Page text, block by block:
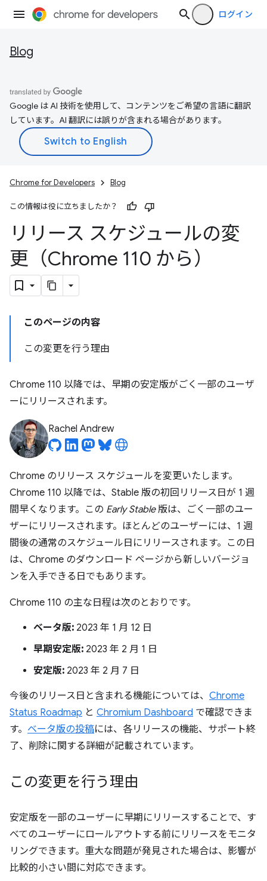
ログイン
Blog
Google は AI 技術を使用して、コンテンツをご希望の言語に翻訳
しています。AI 翻訳には誤りが含まれる場合があります。
Chrome for Developers Blog
この情報は役に立ちましたか？
リリース スケジュールの変
更（Chrome 110 から）
このページの内容
この変更を行う理由
Chrome 110 以降では、早期の安定版がごく一部のユーザ
ーにリリースされます。
Rachel Andrew
Chrome のリリース スケジュールを変更いたします。
Chrome 110 以降では、Stable 版の初回リリース日が 1 週
間早くなります。この Early Stable版は、ごく一部のユー
ザーにリリースされます。ほとんどのユーザーには、1 週
間後の通常のスケジュール日にリリースされます。この日
は、Chrome のダウンロード ページから新しいバージョ
ンを入手できる日でもあります。
Chrome 110 の主な日程は次のとおりです。
ベータ版: 2023 年 1 月 12 日
早期安定版: 2023 年 2 月 1 日
安定版: 2023 年 2 月 7 日
今後のリリース日と含まれる機能については、 Chrome
Status Roadmap と Chromium Dashboard で確認できま
す。 ベータ版の投稿には、各リリースの機能、サポート終
了、削除に関する詳細が記載されています。
この変更を行う理由
安定版を一部のユーザーに早期にリリースすることで、す
べてのユーザーにロールアウトする前にリリースをモニタ
リングできます。重大な問題が発見された場合は、影響が
比較的小さい間に対応できます。